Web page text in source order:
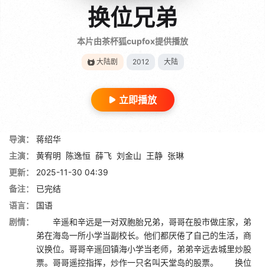
换位兄弟
本片由茶杯狐cupfox提供播放
大陆剧 2012 大陆
立即播放
导演：
蒋绍华
主演：
黄宥明 陈逸恒 薛飞 刘金山 王静 张琳
更新：
2025-11-30 04:39
备注：
已完结
语言：
国语
剧情：
辛遥和辛远是一对双胞胎兄弟，哥哥在股市做庄家，弟
弟在海岛一所小学当副校长。他们都厌倦了自己的生活，商
议换位。哥哥辛遥回镇海小学当老师，弟弟辛远去城里炒股
票。哥哥遥控指挥，炒作一只名叫天堂岛的股票。 换位